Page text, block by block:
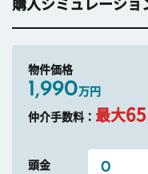
購入シミュレーショ
物件価格
1,990万円
仲介手数料： 最大
頭金